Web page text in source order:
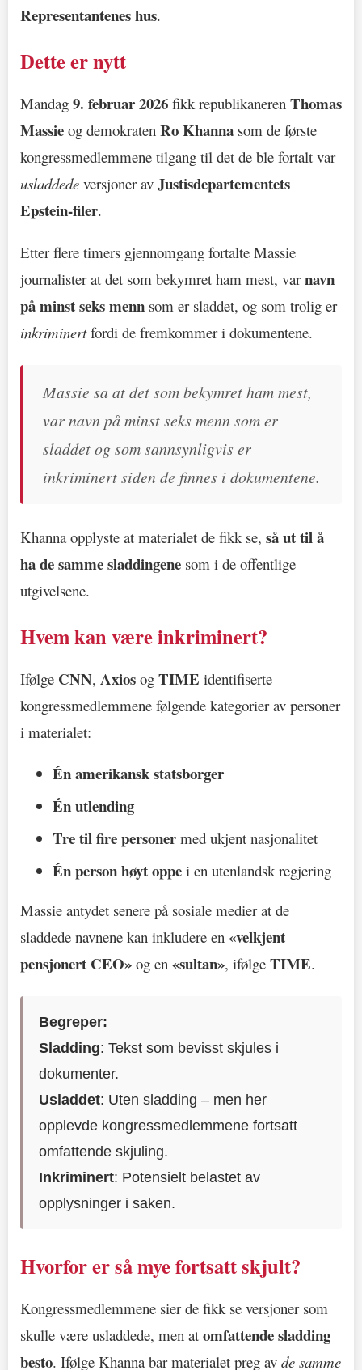
Representantenes hus.
Dette er nytt
Mandag 9. februar 2026 fikk republikaneren Thomas
Massie og demokraten Ro Khanna som de første
kongressmedlemmene tilgang til det de ble fortalt var
usladdede versjoner av Justisdepartementets
Epstein-filer.
Etter flere timers gjennomgang fortalte Massie
journalister at det som bekymret ham mest, varnavn
på minst seks menn som er sladdet, og som trolig er
inkriminertfordi de fremkommer i dokumentene.
Massie sa at det som bekymret ham mest,
var navn på minst seks menn som er
sladdet og som sannsynligvis er
inkriminert siden de finnes i dokumentene.
Khanna opplyste at materialet de fikk se, så ut til å
ha de samme sladdingene som i de offentlige
utgivelsene.
Hvem kan være inkriminert?
Ifølge CNN, Axios og TIME identifiserte
kongressmedlemmene følgende kategorier av personer
i materialet:
Én amerikansk statsborger
Én utlending
Tre til fire personer med ukjent nasjonalitet
Én person høyt oppe i en utenlandsk regjering
Massie antydet senere på sosiale medier at de
sladdede navnene kan inkludere en «velkjent
pensjonert CEO» og en «sultan», ifølge TIME.
Begreper:
Sladding: Tekst som bevisst skjules i
dokumenter.
Usladdet: Uten sladding – men her
opplevde kongressmedlemmene fortsatt
omfattende skjuling.
Inkriminert: Potensielt belastet av
opplysninger i saken.
Hvorfor er så mye fortsatt skjult?
Kongressmedlemmene sier de fikk se versjoner som
skulle være usladdede, men at omfattende sladding
besto. Ifølge Khanna bar materialet preg av de samme